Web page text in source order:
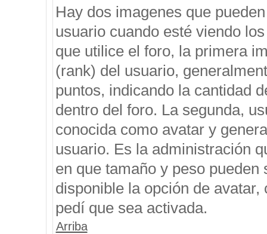
Hay dos imagenes que
usuario cuando esté viendo
que utilice el foro, la primera
(rank) del usuario,
puntos, indicando la cantidad
dentro del foro. La segunda,
conocida como avatar y
usuario. Es la administración
en que tamaño y peso
disponible la opción de
pedí que sea activada.
Arriba